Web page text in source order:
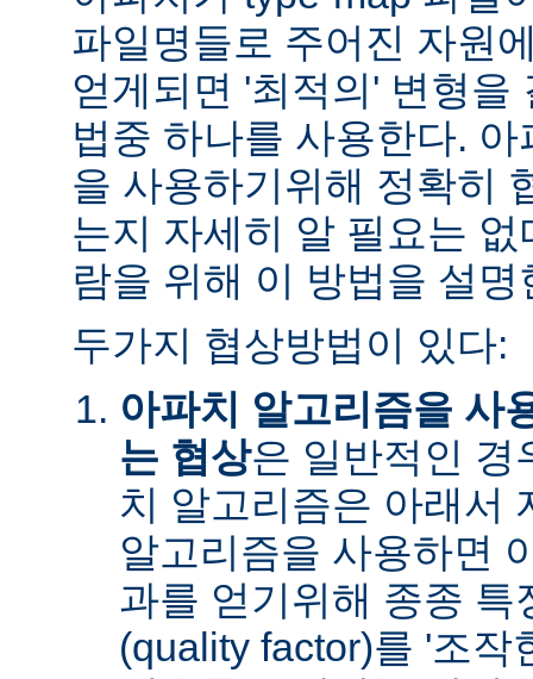
파일명들로 주어진 자원
얻게되면 '최적의' 변형을
법중 하나를 사용한다.
을 사용하기위해 정확히
는지 자세히 알 필요는
람을 위해 이 방법을 설명
두가지 협상방법이 있다:
아파치 알고리즘을 사
는 협상은 일반적인 경
치 알고리즘은 아래서
알고리즘을 사용하면
과를 얻기위해 종종 특
(quality factor)를 '조작